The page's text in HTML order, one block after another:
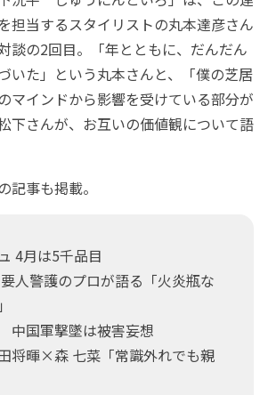
担当するスタイリストの丸本達彦さん
談の2回目。「年とともに、だんだん
いた」という丸本さんと、「僕の芝居
マインドから影響を受けている部分が
下さんが、お互いの価値観について語
事も掲載。
4月は5千品目
人警護のプロが語る「火炎瓶な
国軍撃墜は被害妄想
将暉×森 七菜「常識外れでも親